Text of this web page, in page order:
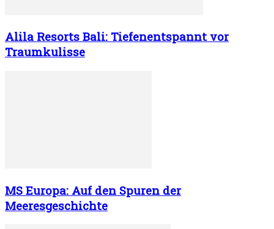
Alila Resorts Bali: Tiefenentspannt vor
Traumkulisse
MS Europa: Auf den Spuren der
Meeresgeschichte